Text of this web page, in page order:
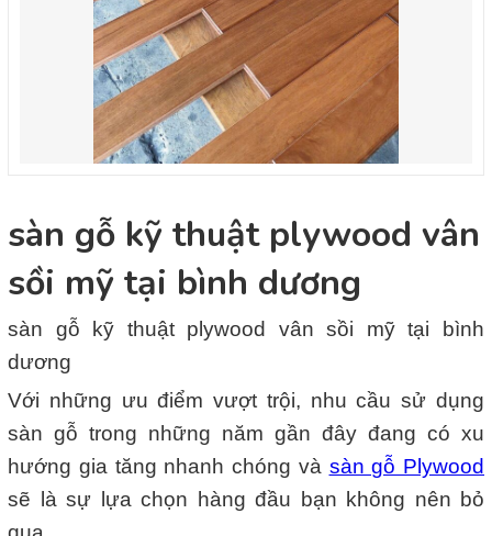
sàn gỗ kỹ thuật plywood vân
sồi mỹ tại bình dương
sàn gỗ kỹ thuật plywood vân sồi mỹ tại bình
dương
Với những ưu điểm vượt trội, nhu cầu sử dụng
sàn gỗ trong những năm gần đây đang có xu
hướng gia tăng nhanh chóng và sàn gỗ Plywood
sẽ là sự lựa chọn hàng đầu bạn không nên bỏ